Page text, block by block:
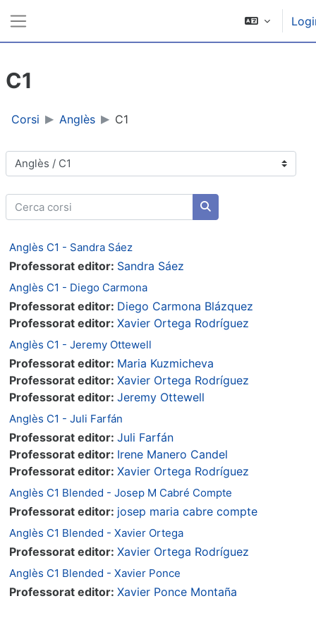
C1
Corsi Anglès C1
Categorie di corso
Cerca corsi
Cerca corsi
Anglès C1 - Sandra Sáez
Professorat editor: Sandra Sáez
Anglès C1 - Diego Carmona
Professorat editor: Diego Carmona Blázquez
Professorat editor: Xavier Ortega Rodríguez
Anglès C1 - Jeremy Ottewell
Professorat editor: Maria Kuzmicheva
Professorat editor: Xavier Ortega Rodríguez
Professorat editor: Jeremy Ottewell
Anglès C1 - Juli Farfán
Professorat editor: Juli Farfán
Professorat editor: Irene Manero Candel
Professorat editor: Xavier Ortega Rodríguez
Anglès C1 Blended - Josep M Cabré Compte
Professorat editor: josep maria cabre compte
Anglès C1 Blended - Xavier Ortega
Professorat editor: Xavier Ortega Rodríguez
Anglès C1 Blended - Xavier Ponce
Professorat editor: Xavier Ponce Montaña